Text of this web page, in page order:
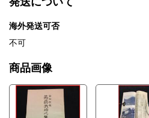
海外発送可否
不可
商品画像